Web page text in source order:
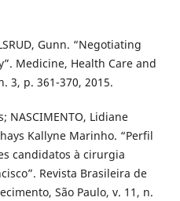
Gunn. “Negotiating
Medicine, Health Care and
3, p. 361-370, 2015.
NASCIMENTO, Lidiane
Kallyne Marinho. “Perfil
candidatos à cirurgia
Revista Brasileira de
São Paulo, v. 11, n.